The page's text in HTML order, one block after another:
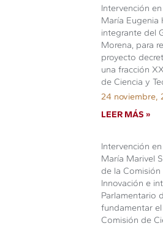
Intervención
María Eugenia
integrante del
Morena, para
proyecto
una fracción
de Ciencia y
24 noviembre,
LEER MÁS »
Intervención
María Marivel
de la Comisión
Innovación e
Parlamentario
fundamentar
Comisión de